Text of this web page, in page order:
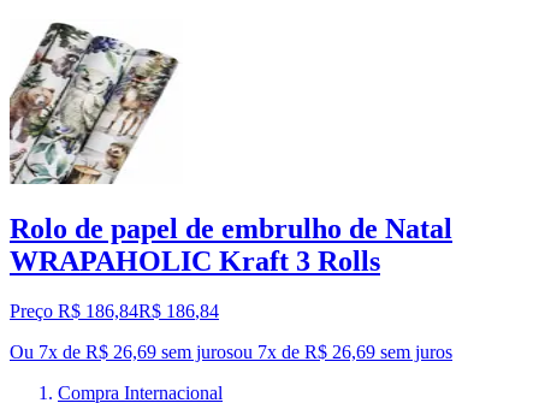
Rolo de papel de embrulho de Natal
WRAPAHOLIC Kraft 3 Rolls
Preço R$ 186,84R$ 186,84
Ou 7x de R$ 26,69 sem jurosou 7x de R$ 26,69 sem juros
Compra Internacional